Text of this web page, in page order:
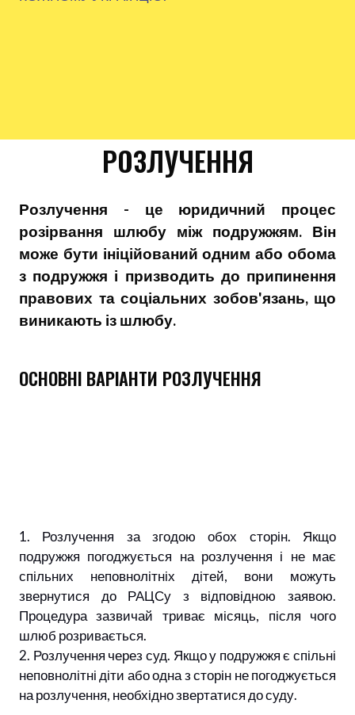
РОЗЛУЧЕННЯ
Розлучення - це юридичний процес
розірвання шлюбу між подружжям. Він
може бути ініційований одним або обома
з подружжя і призводить до припинення
правових та соціальних зобов'язань, що
виникають із шлюбу.
ОСНОВНІ ВАРІАНТИ РОЗЛУЧЕННЯ
1. Розлучення за згодою обох сторін. Якщо
подружжя погоджується на розлучення і не має
спільних неповнолітніх дітей, вони можуть
звернутися до РАЦСу з відповідною заявою.
Процедура зазвичай триває місяць, після чого
шлюб розривається.
2. Розлучення через суд. Якщо у подружжя є спільні
неповнолітні діти або одна з сторін не погоджується
на розлучення, необхідно звертатися до суду.